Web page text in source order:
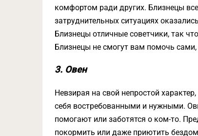
комфортом ради других. Близнецы
затруднительных ситуациях
Близнецы отличные советчики, так
Близнецы не смогут вам помочь
3. Овен
Невзирая на свой непростой
себя востребованными и нужными.
помогают или заботятся о ком-то.
покормить или даже приютить